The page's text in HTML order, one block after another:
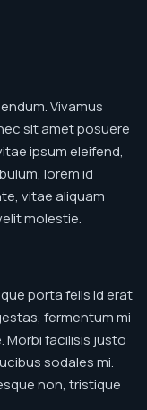
Vivamus
sit amet posuere
ipsum eleifend,
lorem id
vitae aliquam
molestie.
porta felis id erat
fermentum mi
Morbi facilisis justo
sodales mi.
non, tristique